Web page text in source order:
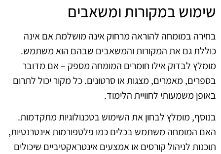
שימוש במקורות ומשאבים
בחירה במומחה להוראה מרחוק אינה מושלמת אם אינה
כוללת גם את המקורות והמשאבים שבהם הוא משתמש.
מומלץ לבדוק אילו חומרים המומחה מספק – אם מדובר
בספרים, מאמרים, מצגות או סרטונים. כל מקור יכול לתרום
באופן משמעותי לחוויית הלימוד.
בנוסף, מומלץ לבחון את השימוש בטכנולוגיות מתקדמות.
האם המומחה משתמש בכלים כמו פלטפורמות אינטרנטיות,
תוכנות לניהול קורסים או אמצעים אינטראקטיביים שיכולים